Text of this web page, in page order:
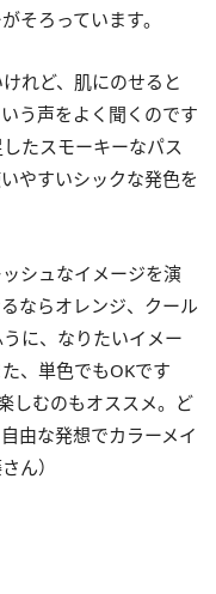
そろっています。
れど、肌にのせると
う声をよく聞くのです
たスモーキーなパス
やすいシックな発色を
シュなイメージを演
ならオレンジ、クール
に、なりたいイメー
、単色でもOKです
しむのもオススメ。ど
由な発想でカラーメイ
ん）